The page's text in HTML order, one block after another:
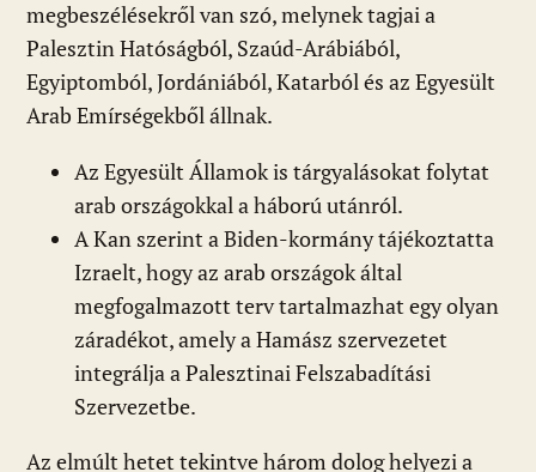
megbeszélésekről van szó, melynek tagjai a
Palesztin Hatóságból, Szaúd-Arábiából,
Egyiptomból, Jordániából, Katarból és az Egyesült
Arab Emírségekből állnak.
Az Egyesült Államok is tárgyalásokat folytat
arab országokkal a háború utánról.
A Kan szerint a Biden-kormány tájékoztatta
Izraelt, hogy az arab országok által
megfogalmazott terv tartalmazhat egy olyan
záradékot, amely a Hamász szervezetet
integrálja a Palesztinai Felszabadítási
Szervezetbe.
Az elmúlt hetet tekintve három dolog helyezi a